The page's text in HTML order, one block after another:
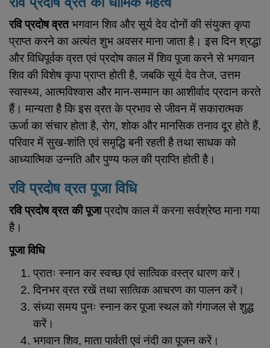
रवि प्रदोष व्रतभगवान शिव और सूर्य देव दोनों की संयुक्त कृपा
प्राप्त करने का अत्यंत शुभ अवसर माना जाता है। इस दिन श्रद्धा
और विधिपूर्वक व्रत एवं प्रदोष काल में शिव पूजा करने से भगवान
शिव की विशेष कृपा प्राप्त होती है, जबकि सूर्य देव तेज, उत्तम
स्वास्थ्य, आत्मविश्वास और मान-सम्मान का आशीर्वाद प्रदान करते
हैं। मान्यता है कि इस व्रत के प्रभाव से जीवन में सकारात्मक
ऊर्जा का संचार होता है, रोग, शोक और मानसिक तनाव दूर होते हैं,
परिवार में सुख-शांति एवं समृद्धि बनी रहती है तथा साधक को
आध्यात्मिक उन्नति और पुण्य फल की प्राप्ति होती है।
रवि प्रदोष व्रत पूजा विधि
रवि प्रदोष व्रत की पूजाप्रदोष काल में करना सर्वश्रेष्ठ माना गया
है।
पूजा विधि
प्रातः स्नान कर स्वच्छ एवं सात्विक वस्त्र धारण करें।
दिनभर व्रत रखें तथा सात्विक आचरण का पालन करें।
संध्या समय पुनः स्नान कर पूजा स्थल को गंगाजल से शुद्ध
करें।
भगवान शिव, माता पार्वती एवं नंदी का पूजन करें।